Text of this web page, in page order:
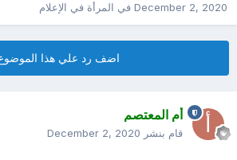
December 2, 2020في المرأة في الإعلام
اضف رد علي هذا الموضوع
أم المعتصم
قام بنشر December 2, 2020